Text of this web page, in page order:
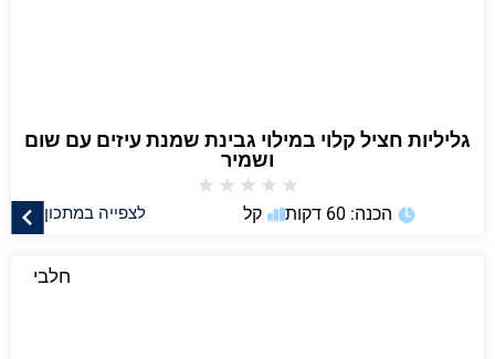
גליליות חציל קלוי במילוי גבינת שמנת עיזים עם שום
ושמיר
★
★
★
★
★
לצפייה במתכון הכנה: 60 דקות קל
חלבי